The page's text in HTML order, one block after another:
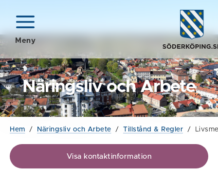
Meny
Näringsliv och Arbete
Hem / Näringsliv och Arbete / Tillstånd & Regler /
Visa kontaktinformation